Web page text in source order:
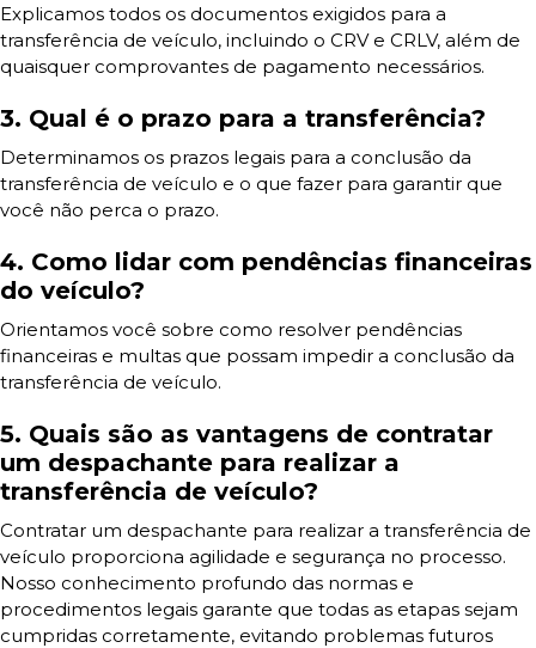
Explicamos todos os documentos exigidos para a
transferência de veículo, incluindo o CRV e CRLV, além de
quaisquer comprovantes de pagamento necessários.
3. Qual é o prazo para a transferência?
Determinamos os prazos legais para a conclusão da
transferência de veículo e o que fazer para garantir que
você não perca o prazo.
4. Como lidar com pendências financeiras
do veículo?
Orientamos você sobre como resolver pendências
financeiras e multas que possam impedir a conclusão da
transferência de veículo.
5. Quais são as vantagens de contratar
um despachante para realizar a
transferência de veículo?
Contratar um despachante para realizar a transferência de
veículo proporciona agilidade e segurança no processo.
Nosso conhecimento profundo das normas e
procedimentos legais garante que todas as etapas sejam
cumpridas corretamente, evitando problemas futuros